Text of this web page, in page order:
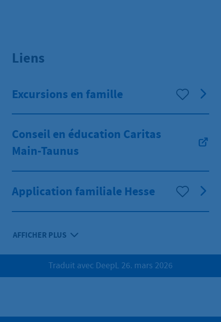
Liens
Excursions en famille
Conseil en éducation Caritas
Main-Taunus
Application familiale Hesse
AFFICHER PLUS
Traduit avec DeepL 26. mars 2026